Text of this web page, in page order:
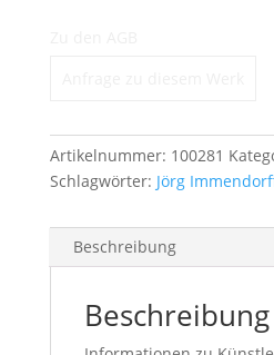
Menge
Artikelnummer: 100281
Schlagwörter: Jörg
Beschreibung
Beschreibung